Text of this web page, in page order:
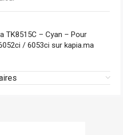
TK8515C – Cyan – Pour
/ 6053ci sur kapia.ma